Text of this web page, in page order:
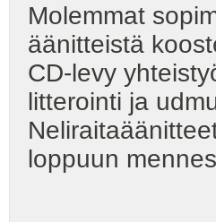
Molemmat
äänitteistä
CD-levy
litterointi ja
loppuun